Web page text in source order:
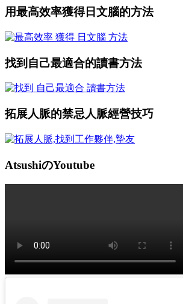
用最高效率獲得日文腦的方法
找到自己最適合的讀書方法
拓展人脈的禁忌人脈經營技巧
AtsushiのYoutube